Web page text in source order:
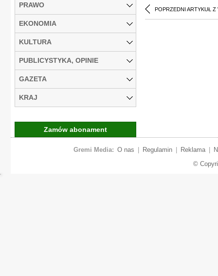
POPRZEDNI ARTYKUŁ Z
PRAWO
EKONOMIA
KULTURA
PUBLICYSTYKA, OPINIE
GAZETA
KRAJ
Zamów abonament
Gremi Media: O nas Regulamin Reklama
©